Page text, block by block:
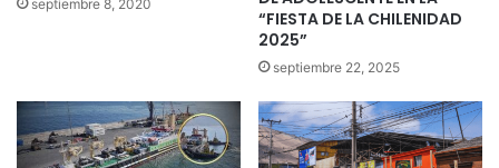
septiembre 8, 2020
“FIESTA DE LA CHILENIDAD
2025”
septiembre 22, 2025